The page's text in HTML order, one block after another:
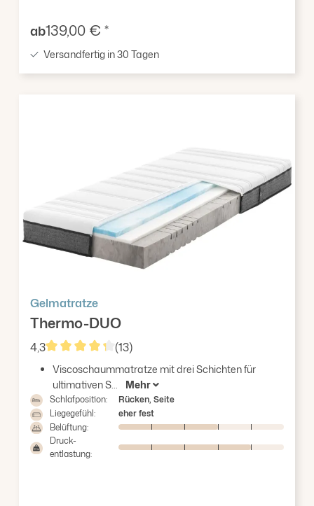
Verkaufspreis:
ab139,00 € *
Versandfertig in 30 Tagen
Gelmatratze
Thermo-DUO
4,3
Durchschnittliche Bewertung von 4.31 von 5
(13)
Viscoschaummatratze mit drei Schichten für
ultimativen S...
Mehr
Schlafposition:
Rücken, Seite
Liegegefühl:
eher fest
Belüftung:
Druck-
entlastung: